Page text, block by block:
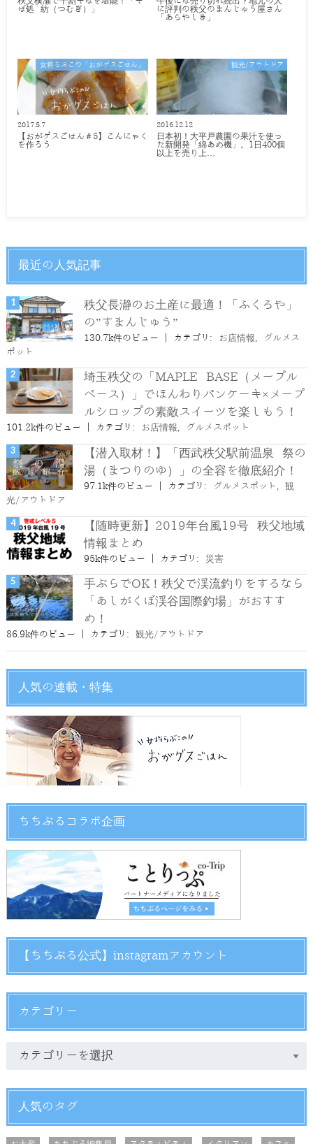
ば処 紡（つむぎ）」
に評判の秩父のまんじゅう屋さん
「あらやしき」
女将らぶこの「おがゲスごはん」
2017.5.7
【おがゲスごはん＃5】こんにゃく
を作ろう
観光/アウトドア
2016.12.12
日本初！大平戸農園の果汁を使っ
た新開発「綿あめ機」。1日400個
以上を売り上…
最近の人気記事
秩父長瀞のお土産に最適！「ふくろや」
の”すまんじゅう”
130.7k件のビュー カテゴリ: お店情報
グルメス
ポット
埼玉秩父の「MAPLE BASE（メープル
ベース）」でほんわりパンケーキ×メープ
ルシロップの素敵スイーツを楽しもう！
101.2k件のビュー カテゴリ: お店情報, グルメスポット
【潜入取材！】「西武秩父駅前温泉 祭の
湯（まつりのゆ）」の全容を徹底紹介！
97.1k件のビュー カテゴリ: グルメスポット , 観
光/アウトドア
【随時更新】2019年台風19号 秩父地域
情報まとめ
95k件のビュー カテゴリ: 災害
手ぶらでOK！秩父で渓流釣りをするなら
「あしがくぼ渓谷国際釣場」がおすす
め！
86.9k件のビュー カテゴリ: 観光/アウトドア
人気の連載・特集
ちちぶるコラボ企画
【ちちぶる公式】instagramアカウント
カテゴリー
人気のタグ